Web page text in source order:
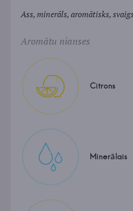
Ass, minerāls, aromātisks,
Aromātu nianses
Citrons
Minerālais